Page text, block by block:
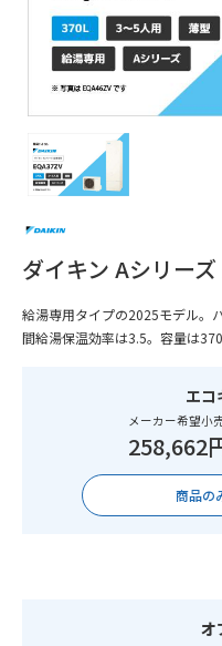
ダイキン Aシリー
給湯専用タイプの2025モデル。
間給湯保温効率は3.5。容量は
エコ
メーカー希望小
258,662
商品の
オ